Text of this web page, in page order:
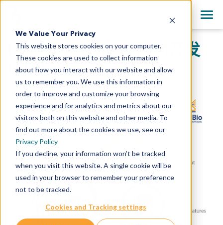
We Value Your Privacy
This website stores cookies on your computer.
These cookies are used to collect information
about how you interact with our website and allow
us to remember you. We use this information in
order to improve and customize your browsing
experience and for analytics and metrics about our
visitors both on this website and other media. To
find out more about the cookies we use, see our
Privacy Policy
If you decline, your information won’t be tracked
when you visit this website. A single cookie will be
used in your browser to remember your preference
not to be tracked.
Cookies and Tracking settings
English
日本語
简体中文
All Contact Information
PDX模型在临床前药物开发
中的新用途